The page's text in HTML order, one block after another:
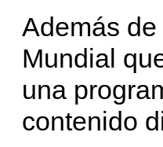
Además
Mundial
una
contenido